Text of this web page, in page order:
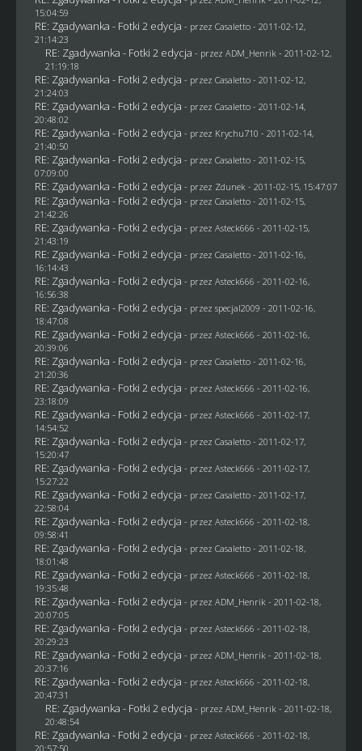
15:04:59
RE: Zgadywanka - Fotki 2 edycja - przez Casaletto- 2011-02-12,
21:14:23
RE: Zgadywanka - Fotki 2 edycja - przez ADM_Henrik - 2011-02-12,
21:19:18
RE: Zgadywanka - Fotki 2 edycja - przez Casaletto- 2011-02-12,
21:24:03
RE: Zgadywanka - Fotki 2 edycja - przez Casaletto- 2011-02-14,
20:48:02
RE: Zgadywanka - Fotki 2 edycja - przez Krychu710 - 2011-02-14,
21:40:50
RE: Zgadywanka - Fotki 2 edycja - przez Casaletto- 2011-02-15,
07:09:00
RE: Zgadywanka - Fotki 2 edycja - przez Zdunek - 2011-02-15, 15:47:07
RE: Zgadywanka - Fotki 2 edycja - przez Casaletto- 2011-02-15,
21:42:26
RE: Zgadywanka - Fotki 2 edycja - przez Asteck666 - 2011-02-15,
21:43:19
RE: Zgadywanka - Fotki 2 edycja - przez Casaletto- 2011-02-16,
16:14:43
RE: Zgadywanka - Fotki 2 edycja - przez Asteck666 - 2011-02-16,
16:56:38
RE: Zgadywanka - Fotki 2 edycja - przez specjal2009 - 2011-02-16,
18:47:08
RE: Zgadywanka - Fotki 2 edycja - przez Asteck666 - 2011-02-16,
20:39:06
RE: Zgadywanka - Fotki 2 edycja - przez Casaletto- 2011-02-16,
21:20:36
RE: Zgadywanka - Fotki 2 edycja - przez Asteck666 - 2011-02-16,
23:18:09
RE: Zgadywanka - Fotki 2 edycja - przez Asteck666 - 2011-02-17,
14:54:52
RE: Zgadywanka - Fotki 2 edycja - przez Casaletto- 2011-02-17,
15:20:47
RE: Zgadywanka - Fotki 2 edycja - przez Asteck666 - 2011-02-17,
15:27:22
RE: Zgadywanka - Fotki 2 edycja - przez Casaletto- 2011-02-17,
22:58:04
RE: Zgadywanka - Fotki 2 edycja - przez Asteck666 - 2011-02-18,
09:58:41
RE: Zgadywanka - Fotki 2 edycja - przez Casaletto- 2011-02-18,
18:01:48
RE: Zgadywanka - Fotki 2 edycja - przez Asteck666 - 2011-02-18,
19:35:48
RE: Zgadywanka - Fotki 2 edycja - przez ADM_Henrik - 2011-02-18,
20:07:05
RE: Zgadywanka - Fotki 2 edycja - przez Asteck666 - 2011-02-18,
20:29:23
RE: Zgadywanka - Fotki 2 edycja - przez ADM_Henrik - 2011-02-18,
20:37:16
RE: Zgadywanka - Fotki 2 edycja - przez Asteck666 - 2011-02-18,
20:47:31
RE: Zgadywanka - Fotki 2 edycja - przez ADM_Henrik - 2011-02-18,
20:48:54
RE: Zgadywanka - Fotki 2 edycja - przez Asteck666 - 2011-02-18,
20:57:50